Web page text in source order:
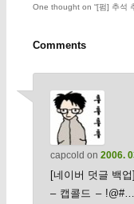
One thought on “[펌] 추석
Comments
capcold on 2006.
[네이버 덧글 백업]
– 캡콜드 –